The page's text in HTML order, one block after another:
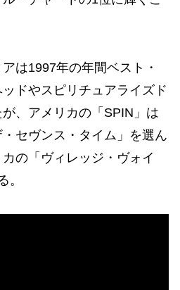
は1997年の年間ベスト・
ドやスピリチュアライズド
、アメリカの「SPIN」は
・セヴンス・タイム」を選ん
の「ヴィレッジ・ヴォイ
。